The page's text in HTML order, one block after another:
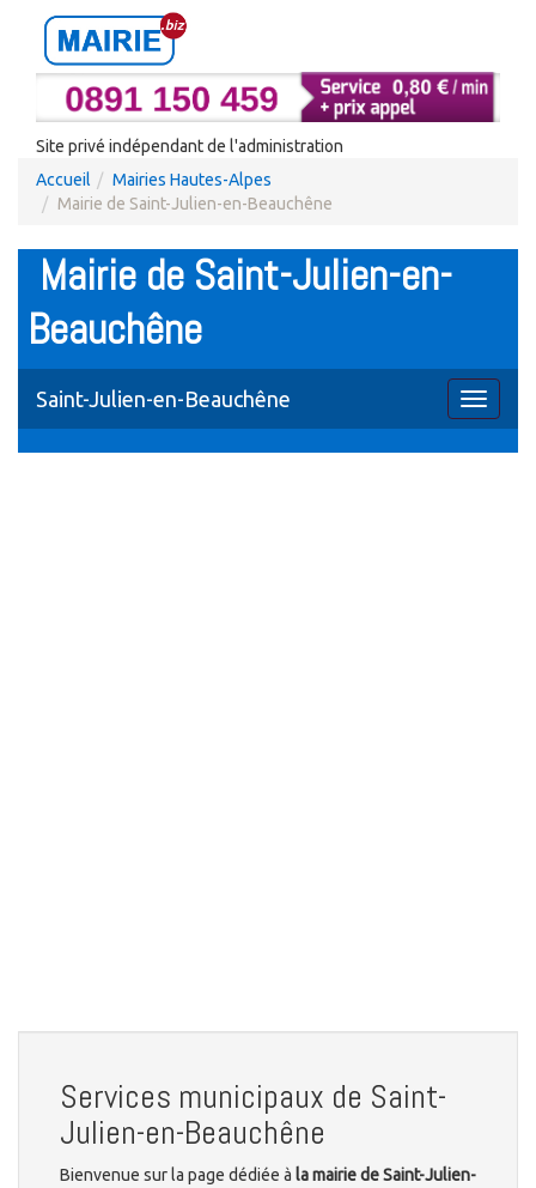
Site privé indépendant de l'administration
Accueil
Mairies Hautes-Alpes
Mairie de Saint-Julien-en-Beauchêne
Mairie de Saint-Julien-en-
Beauchêne
Toggle
Saint-Julien-en-Beauchêne
Services municipaux de Saint-
Julien-en-Beauchêne
Bienvenue sur la page dédiée à la mairie de Saint-Julien-